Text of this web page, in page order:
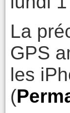
La
GPS
les
(